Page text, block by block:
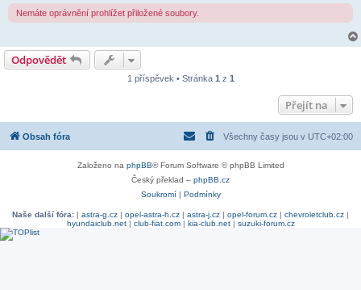
v
e
k
Nemáte oprávnění prohlížet přiložené soubory.
Odpovědět
1 příspěvek • Stránka 1 z 1
Přejít na
Obsah fóra Všechny časy jsou v UTC+02:00
Založeno na phpBB® Forum Software © phpBB Limited
Český překlad – phpBB.cz
Soukromí| Podmínky
Naše další fóra: | astra-g.cz | opel-astra-h.cz | astra-j.cz | opel-forum.cz | chevroletclub.cz |
hyundaiclub.net| club-fiat.com| kia-club.net| suzuki-forum.cz